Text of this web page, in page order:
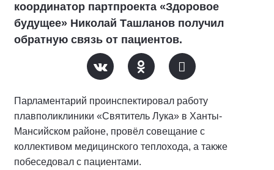
координатор партпроекта «Здоровое
будущее» Николай Ташланов получил
обратную связь от пациентов.
Парламентарий проинспектировал работу
плавполиклиники «Святитель Лука» в Ханты-
Мансийском районе, провёл совещание с
коллективом медицинского теплохода, а также
побеседовал с пациентами.